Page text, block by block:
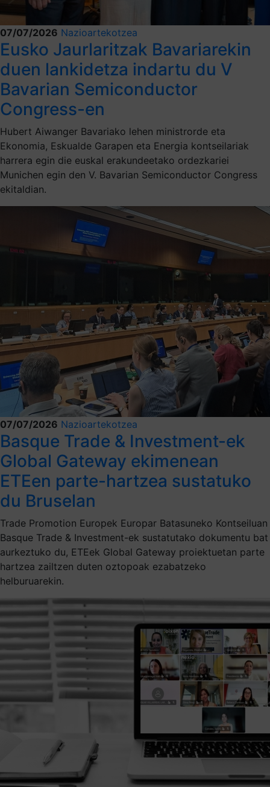
07/07/2026 Nazioartekotzea
Eusko Jaurlaritzak Bavariarekin
duen lankidetza indartu du V
Bavarian Semiconductor
Congress-en
Hubert Aiwanger Bavariako lehen ministrorde eta
Ekonomia, Eskualde Garapen eta Energia kontseilariak
harrera egin die euskal erakundeetako ordezkariei
Munichen egin den V. Bavarian Semiconductor Congress
ekitaldian.
07/07/2026 Nazioartekotzea
Basque Trade & Investment-ek
Global Gateway ekimenean
ETEen parte-hartzea sustatuko
du Bruselan
Trade Promotion Europek Europar Batasuneko Kontseiluan
Basque Trade & Investment-ek sustatutako dokumentu bat
aurkeztuko du, ETEek Global Gateway proiektuetan parte
hartzea zailtzen duten oztopoak ezabatzeko
helburuarekin.